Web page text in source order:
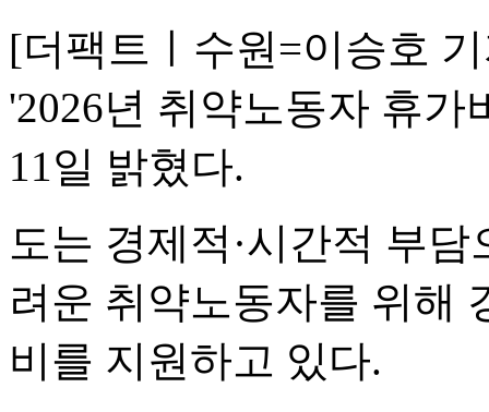
[더팩트ㅣ수원=이승호
'2026년 취약노동자 휴
11일 밝혔다.
도는 경제적·시간적 부
려운 취약노동자를 위해
비를 지원하고 있다.